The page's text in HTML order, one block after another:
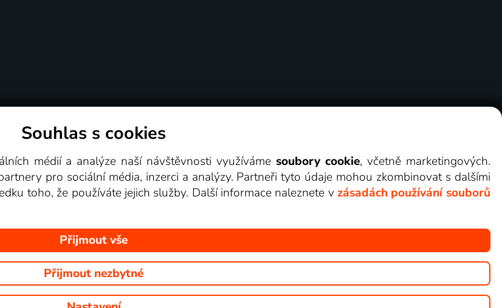
Videotéka
jsou zobrazovány obrázky z pořadů TV stanic, které můžete sledovat v Lepší.TV.
Souhlas s cookies
médií a analýze naší návštěvnosti využívámesoubory cookie, včetně marketingových.
pro sociální média, inzerci a analýzy. Partneři tyto údaje mohou zkombinovat s dalšími
toho, že používáte jejich služby. Další informace naleznete v zásadách používání souborů
Přijmout vše
Přijmout nezbytné